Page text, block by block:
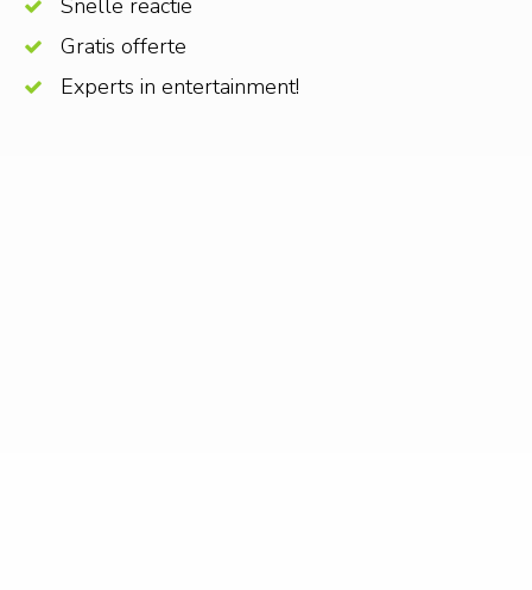
Snelle reactie
Gratis offerte
Experts in entertainment!